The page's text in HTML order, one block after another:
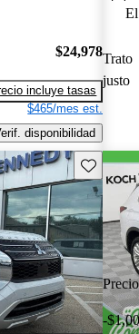
$24,978
incluye tasas
$465/mes est.
disponibilidad
Trato
justo
Guarda
-